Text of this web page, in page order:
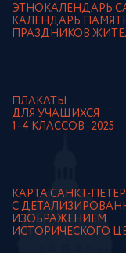
ЭТНОКАЛЕНДАРЬ
КАЛЕНДАРЬ
ПРАЗДНИКОВ
ПЛАКАТЫ
ДЛЯ УЧАЩИХСЯ
1–4 КЛАССОВ - 2025
КАРТА САНКТ-
С
ИЗОБРАЖЕНИЕМ
ИСТОРИЧЕСКОГО